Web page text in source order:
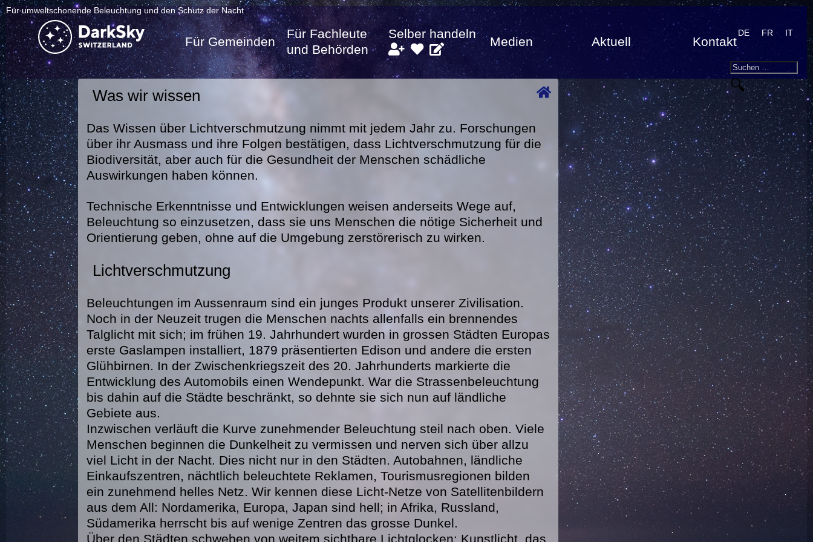
Für umweltschonende Beleuchtung und den Schutz der Nacht
Für Gemeinden
Für Fachleute
und Behörden
Selber handeln
Medien Aktuell Kontakt
DE FR IT
Search
Suchen
nach:
Was wir wissen
Das Wissen über Lichtverschmutzung nimmt mit jedem Jahr zu. Forschungen
über ihr Ausmass und ihre Folgen bestätigen, dass Lichtverschmutzung für die
Biodiversität, aber auch für die Gesundheit der Menschen schädliche
Auswirkungen haben können.
Technische Erkenntnisse und Entwicklungen weisen anderseits Wege auf,
Beleuchtung so einzusetzen, dass sie uns Menschen die nötige Sicherheit und
Orientierung geben, ohne auf die Umgebung zerstörerisch zu wirken.
Lichtverschmutzung
Beleuchtungen im Aussenraum sind ein junges Produkt unserer Zivilisation.
Noch in der Neuzeit trugen die Menschen nachts allenfalls ein brennendes
Talglicht mit sich; im frühen 19. Jahrhundert wurden in grossen Städten Europas
erste Gaslampen installiert, 1879 präsentierten Edison und andere die ersten
Glühbirnen. In der Zwischenkriegszeit des 20. Jahrhunderts markierte die
Entwicklung des Automobils einen Wendepunkt. War die Strassenbeleuchtung
bis dahin auf die Städte beschränkt, so dehnte sie sich nun auf ländliche
Gebiete aus.
Inzwischen verläuft die Kurve zunehmender Beleuchtung steil nach oben. Viele
Menschen beginnen die Dunkelheit zu vermissen und nerven sich über allzu
viel Licht in der Nacht. Dies nicht nur in den Städten. Autobahnen, ländliche
Einkaufszentren, nächtlich beleuchtete Reklamen, Tourismusregionen bilden
ein zunehmend helles Netz. Wir kennen diese Licht-Netze von Satellitenbildern
aus dem All: Nordamerika, Europa, Japan sind hell; in Afrika, Russland,
Südamerika herrscht bis auf wenige Zentren das grosse Dunkel.